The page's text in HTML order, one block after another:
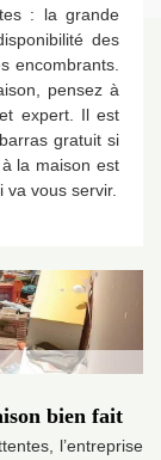
: la grande
des
encombrants.
pensez à
expert. Il est
gratuit si
la maison est
va vous servir.
bien fait
l’entreprise